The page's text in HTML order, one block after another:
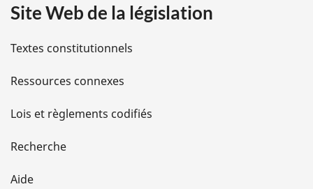
i
l
s
d
e
l
Site Web de la législation
Textes constitutionnels
Ressources connexes
Lois et règlements codifiés
Recherche
Aide